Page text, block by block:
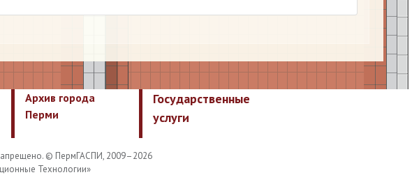
Архив города
Перми
Государственные
услуги
© ПермГАСПИ, 2009–2026
Технологии»